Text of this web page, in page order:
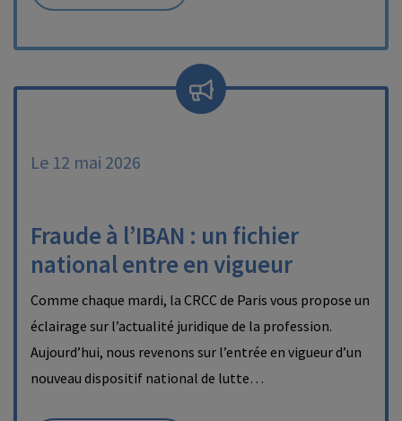
Le 12 mai 2026
Fraude à l’IBAN : un fichier
national entre en vigueur
Comme chaque mardi, la CRCC de Paris vous propose un
éclairage sur l’actualité juridique de la profession.
Aujourd’hui, nous revenons sur l’entrée en vigueur d’un
nouveau dispositif national de lutte…